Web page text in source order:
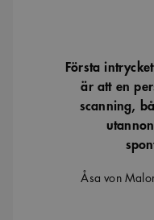
Första
är att en
scanning,
Åsa von